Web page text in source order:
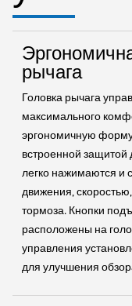
рычага
Головка рычага
максимального
эргономичную
встроенной защитой
легко нажимаются и
движения,
тормоза. Кнопки
расположены на
управления
для улучшения